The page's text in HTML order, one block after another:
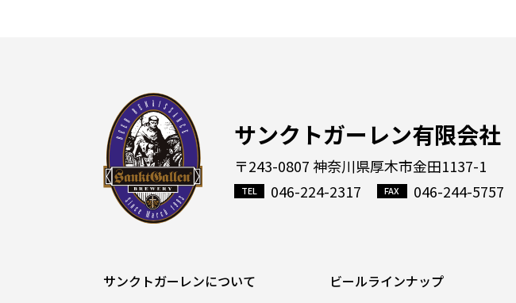
サンクトガーレン有限会社
〒243-0807 神奈川県厚木市金田1137-1
046-224-2317
046-244-5757
サンクトガーレンについて ビールラインナップ